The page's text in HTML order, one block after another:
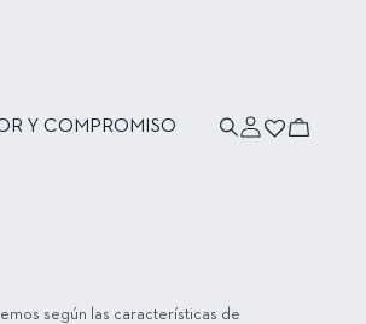
Y COMPROMISO
sesión
Carrito
según las características de